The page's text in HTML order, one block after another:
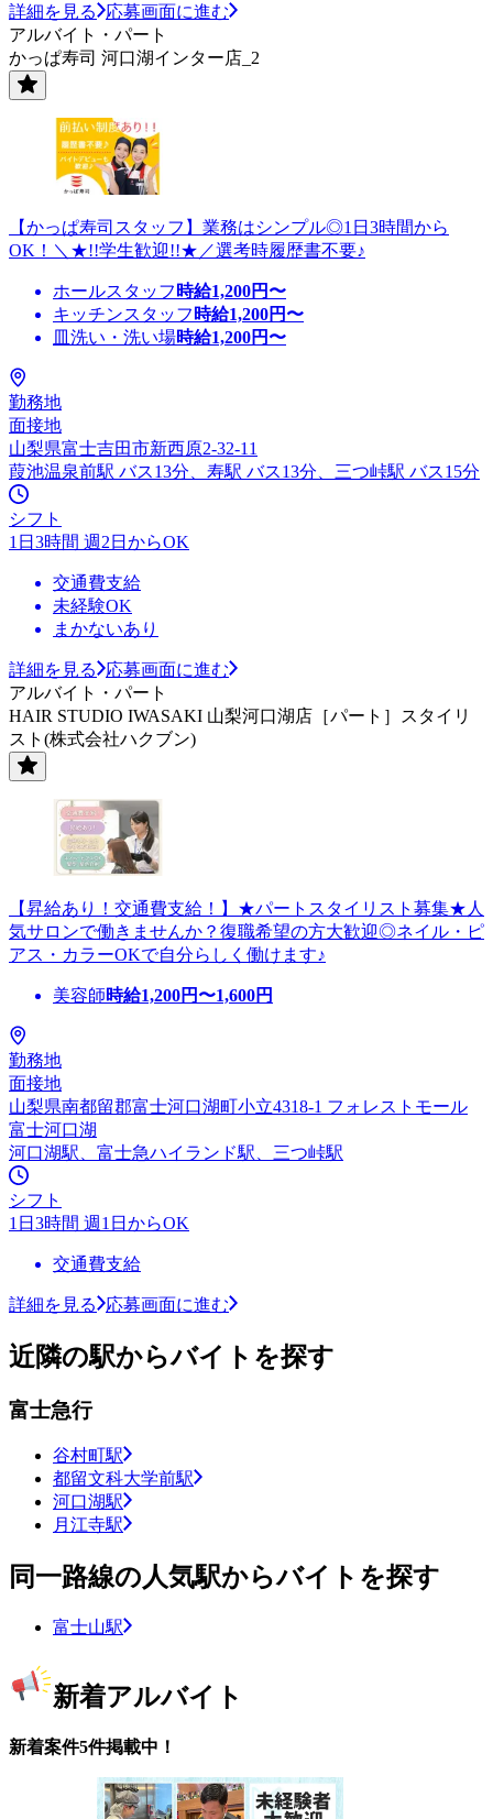
詳細を見る
応募画面に進む
アルバイト・パート
かっぱ寿司 河口湖インター店_2
【かっぱ寿司スタッフ】業務はシンプル◎1日3時間から
OK！＼★!!学生歓迎!!★／選考時履歴書不要♪
ホールスタッフ 時給1,200円〜
キッチンスタッフ 時給1,200円〜
皿洗い・洗い場時給1,200円〜
勤務地
面接地
山梨県富士吉田市新西原2-32-11
葭池温泉前駅 バス13分、寿駅 バス13分、三つ峠駅 バス15分
シフト
1日3時間 週2日からOK
交通費支給
未経験OK
まかないあり
詳細を見る
応募画面に進む
アルバイト・パート
HAIR STUDIO IWASAKI 山梨河口湖店［パート］スタイリ
スト(株式会社ハクブン)
【昇給あり！交通費支給！】★パートスタイリスト募集★人
気サロンで働きませんか？復職希望の方大歓迎◎ネイル・ピ
アス・カラーOKで自分らしく働けます♪
美容師時給1,200円〜1,600円
勤務地
面接地
山梨県南都留郡富士河口湖町小立4318-1 フォレストモール
富士河口湖
河口湖駅、富士急ハイランド駅、三つ峠駅
シフト
1日3時間 週1日からOK
交通費支給
詳細を見る 応募画面に進む
近隣の駅からバイトを探す
富士急行
谷村町駅
都留文科大学前駅
河口湖駅
月江寺駅
同一路線の人気駅からバイトを探す
富士山駅
新着アルバイト
新着案件5件掲載中！